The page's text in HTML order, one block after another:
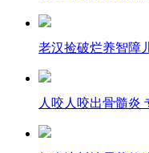
老汉捡破烂养智障
人咬人咬出骨髓炎